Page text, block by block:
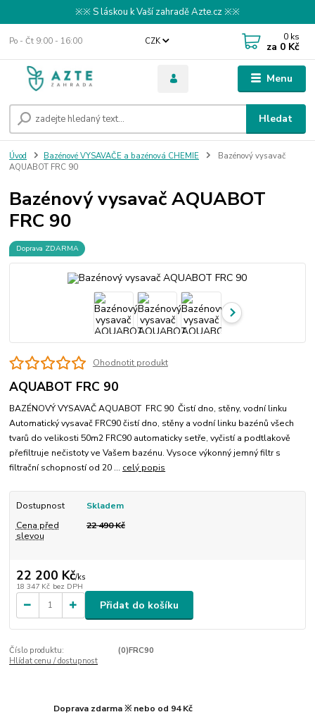
※※ S láskou k Vaší zahradě Azte.cz ※※
Menu
CZK
Hledat
Po - Čt 9:00 - 16:00 0 ks
za 0 Kč
Úvod Bazénové VYSAVAČE a bazénová CHEMIE
Bazénový vysavač
AQUABOT FRC 90
Bazénový vysavač AQUABOT
FRC 90
Doprava ZDARMA
Ohodnotit produkt
AQUABOT FRC 90
BAZÉNOVÝ VYSAVAČ AQUABOT FRC 90 Čistí dno, stěny, vodní linku
Automatický vysavač FRC90 čistí dno, stěny a vodní linku bazénů všech
tvarů do velikosti 50m2 FRC90 automaticky setře, vyčistí a podtlakově
přefiltruje nečistoty ve Vašem bazénu. Vysoce výkonný jemný filtr s
filtrační schopností od 20 ... celý popis
Dostupnost
Skladem
Cena před
slevou
22 490 Kč
22 200 Kč/ks
18 347 Kč bez DPH
Přidat do košíku
Číslo produktu:
(0)FRC90
Hlídat cenu / dostupnost
Doprava zdarma ※ nebo od 94 Kč